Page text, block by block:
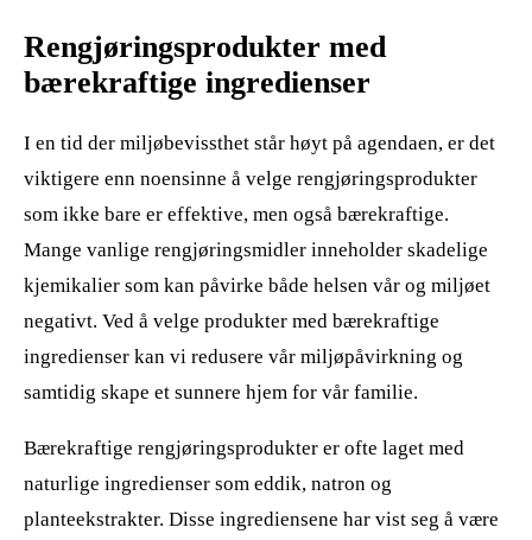
Rengjøringsprodukter med
bærekraftige ingredienser
I en tid der miljøbevissthet står høyt på agendaen, er det
viktigere enn noensinne å velge rengjøringsprodukter
som ikke bare er effektive, men også bærekraftige.
Mange vanlige rengjøringsmidler inneholder skadelige
kjemikalier som kan påvirke både helsen vår og miljøet
negativt. Ved å velge produkter med bærekraftige
ingredienser kan vi redusere vår miljøpåvirkning og
samtidig skape et sunnere hjem for vår familie.
Bærekraftige rengjøringsprodukter er ofte laget med
naturlige ingredienser som eddik, natron og
planteekstrakter. Disse ingrediensene har vist seg å være